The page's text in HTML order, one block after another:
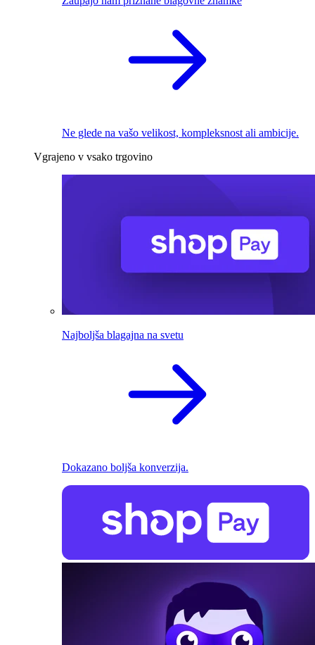
Ne glede na vašo velikost, kompleksnost ali ambicije.
Vgrajeno v vsako trgovino
Najboljša blagajna na svetu
Dokazano boljša konverzija.